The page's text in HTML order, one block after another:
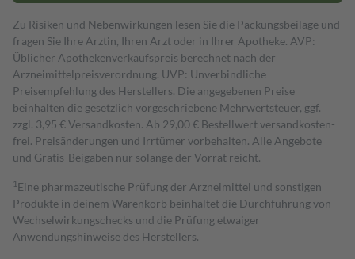
Zu Risiken und Nebenwirkungen lesen Sie die Packungsbeilage und
fragen Sie Ihre Ärztin, Ihren Arzt oder in Ihrer Apotheke. AVP:
Üblicher Apothekenverkaufspreis berechnet nach der
Arzneimittelpreisverordnung. UVP: Unverbindliche
Preisempfehlung des Herstellers. Die angegebenen Preise
beinhalten die gesetzlich vorgeschriebene Mehrwertsteuer, ggf.
zzgl. 3,95 € Versandkosten. Ab 29,00 € Bestell­wert versand­kosten­
frei. Preisänderungen und Irrtümer vorbehalten. Alle Angebote
und Gratis-Beigaben nur solange der Vorrat reicht.
1 Eine pharmazeutische Prüfung der Arzneimittel und sonstigen
Produkte in deinem Warenkorb beinhaltet die Durchführung von
Wechselwirkungschecks und die Prüfung etwaiger
Anwendungshinweise des Herstellers.